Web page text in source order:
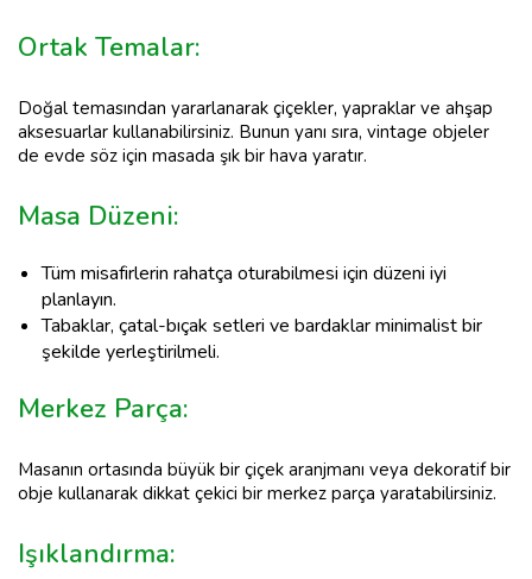
Ortak Temalar:
Doğal temasından yararlanarak çiçekler, yapraklar ve ahşap
aksesuarlar kullanabilirsiniz. Bunun yanı sıra, vintage objeler
de evde söz için masada şık bir hava yaratır.
Masa Düzeni:
Tüm misafirlerin rahatça oturabilmesi için düzeni iyi
planlayın.
Tabaklar, çatal-bıçak setleri ve bardaklar minimalist bir
şekilde yerleştirilmeli.
Merkez Parça:
Masanın ortasında büyük bir çiçek aranjmanı veya dekoratif bir
obje kullanarak dikkat çekici bir merkez parça yaratabilirsiniz.
Işıklandırma: